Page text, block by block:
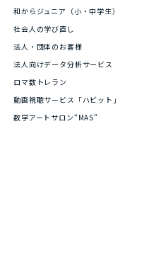
和からジュニア（小・中学生）
社会人の学び直し
法人・団体のお客様
法人向けデータ分析サービス
ロマ数トレラン
動画視聴サービス「ハビット」
数学アートサロン“MAS”